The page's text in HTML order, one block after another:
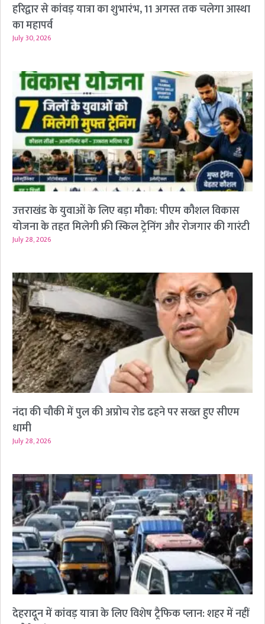
हरिद्वार से कांवड़ यात्रा का शुभारंभ, 11 अगस्त तक चलेगा आस्था
का महापर्व
July 30, 2026
उत्तराखंड के युवाओं के लिए बड़ा मौका: पीएम कौशल विकास
योजना के तहत मिलेगी फ्री स्किल ट्रेनिंग और रोजगार की गारंटी
July 28, 2026
नंदा की चौकी में पुल की अप्रोच रोड ढहने पर सख्त हुए सीएम
धामी
July 28, 2026
देहरादून में कांवड़ यात्रा के लिए विशेष ट्रैफिक प्लान: शहर में नहीं